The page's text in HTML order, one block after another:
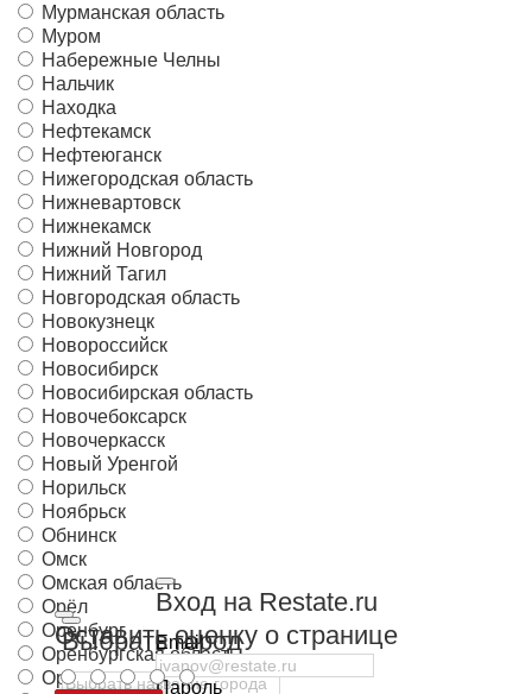
Выбрать город
Вход на Restate.ru
Email
Пароль
Мурманская область
Муром
Набережные Челны
Нальчик
Находка
Нефтекамск
Нефтеюганск
Нижегородская область
Нижневартовск
Нижнекамск
Нижний Новгород
Нижний Тагил
Новгородская область
Новокузнецк
Новороссийск
Новосибирск
Новосибирская область
Новочебоксарск
Новочеркасск
Новый Уренгой
Норильск
Ноябрьск
Обнинск
Омск
Омская область
Орёл
Оренбург
Оренбургская область
Орловская область
Оставить оценку о странице